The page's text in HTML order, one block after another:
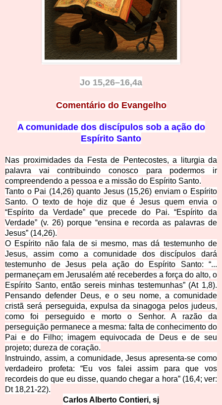
Jo 15,26–16,4a
Comentário do Evangelho
A comunidade dos discípul os sob a ação do
Espírito Santo
Nas proximidades da Festa de Pentecostes, a liturgia da
palavra vai contribuindo conosco para podermos ir
compreendendo a pessoa e a missão do Espírito Santo.
Tanto o Pai (14,26) quanto Jesus (15,26) enviam o Espírito
Santo. O texto de hoje diz que é Jesus quem envia o
“Espírito da Verdade” que precede do Pai. “Espírito da
Verdade” (v. 26) porque “ensina e recorda as palavras de
Jesus” (14,26).
O Espírito não fala de si mesmo, mas dá testemunho de
Jesus, assim como a comunidade dos discípulos dará
testemunho de Jesus pela ação do Espírito Santo: “...
permaneçam em Jerusalém até receberdes a força do alto, o
Espírito Santo, então sereis minhas testemunhas” (At 1,8).
Pensando defender Deus, e o seu nome, a comunidade
cristã será perseguida, expulsa da sinagoga pelos judeus,
como foi perseguido e morto o Senhor. A razão da
perseguição permanece a mesma: falta de conhecimento do
Pai e do Filho; imagem equivocada de Deus e de seu
projeto; dureza de coração.
Instruindo, assim, a comunidade, Jesus apresenta-se como
verdadeiro profeta: “Eu vos falei assim para que vos
recordeis do que eu disse, quando chegar a hora” (16,4; ver:
Dt 18,21-22).
Carlos A lberto Contieri, sj